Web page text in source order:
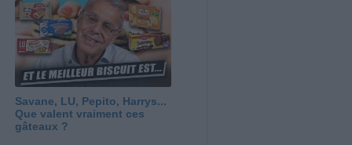
Savane, LU, Pepito, Harrys...
Que valent vraiment ces
gâteaux ?